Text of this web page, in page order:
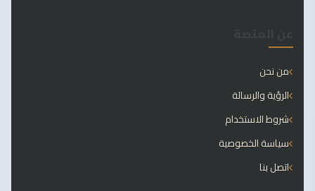
من نحن
الرؤية والرسالة
شروط الاستخدام
سياسة الخصوصية
اتصل بنا